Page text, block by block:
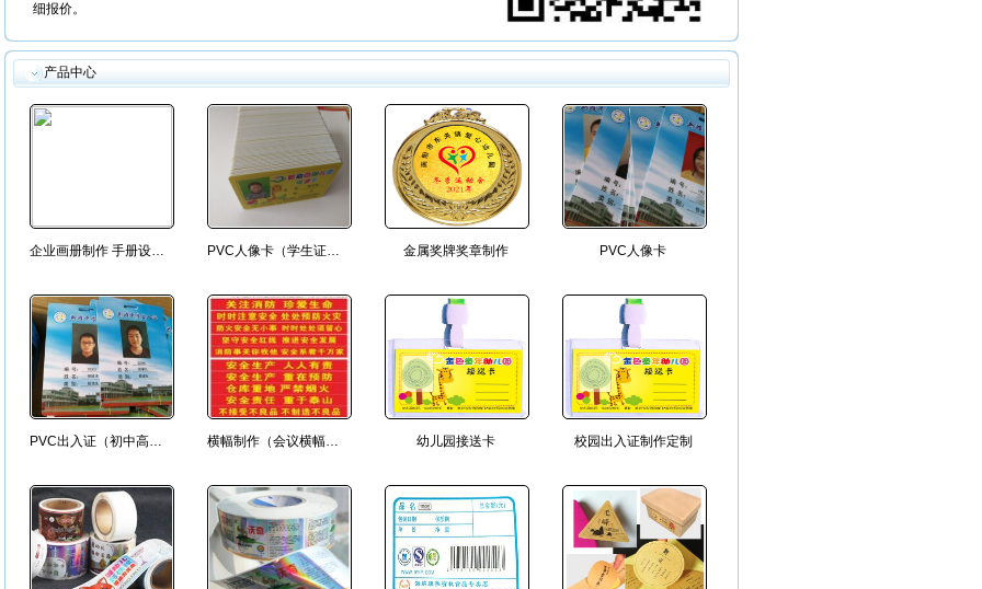
细报价。
产品中心
企业画册制作 手册设计定制 PVC人像卡（学生证、出入证、接送卡） 金属奖牌奖章制作 PVC人像卡
PVC出入证（初中高中小学出入校卡） 横幅制作（会议横幅、开业横幅） 幼儿园接送卡 校园出入证制作定制